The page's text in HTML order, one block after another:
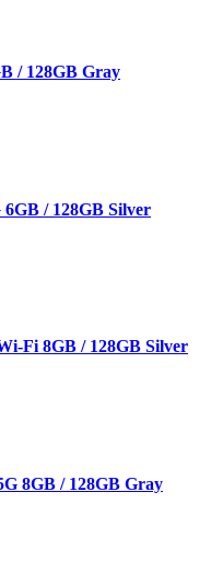
/ 128GB Gray
6GB / 128GB Silver
Fi 8GB / 128GB Silver
8GB / 128GB Gray